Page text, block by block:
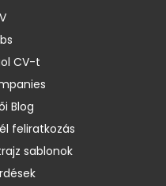
CV-t
Blog
feliratkozás
sablonok